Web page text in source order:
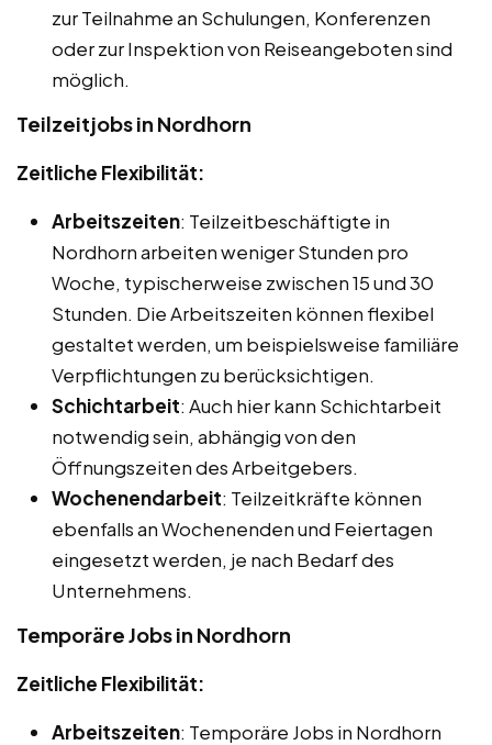
zur Teilnahme an Schulungen, Konferenzen
oder zur Inspektion von Reiseangeboten sind
möglich.
Teilzeitjobs in Nordhorn
Zeitliche Flexibilität:
Arbeitszeiten: Teilzeitbeschäftigte in
Nordhorn arbeiten weniger Stunden pro
Woche, typischerweise zwischen 15 und 30
Stunden. Die Arbeitszeiten können flexibel
gestaltet werden, um beispielsweise familiäre
Verpflichtungen zu berücksichtigen.
Schichtarbeit: Auch hier kann Schichtarbeit
notwendig sein, abhängig von den
Öffnungszeiten des Arbeitgebers.
Wochenendarbeit: Teilzeitkräfte können
ebenfalls an Wochenenden und Feiertagen
eingesetzt werden, je nach Bedarf des
Unternehmens.
Temporäre Jobs in Nordhorn
Zeitliche Flexibilität:
Arbeitszeiten: Temporäre Jobs in Nordhorn